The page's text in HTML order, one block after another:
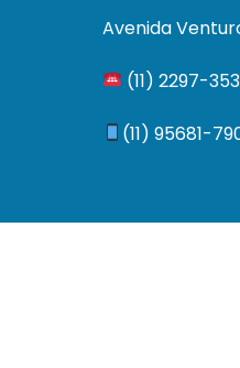
Avenida
(11) 2297-
(11) 95681-